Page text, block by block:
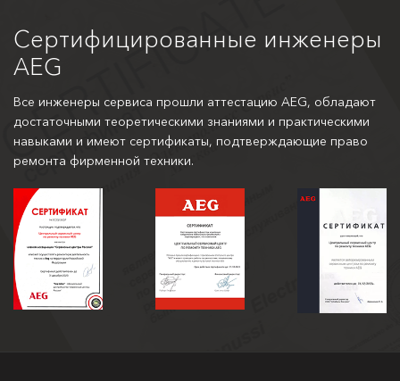
Сертифицированные инженеры
AEG
Все инженеры сервиса прошли аттестацию AEG, обладают
достаточными теоретическими знаниями и практическими
навыками и имеют сертификаты, подтверждающие право
ремонта фирменной техники.